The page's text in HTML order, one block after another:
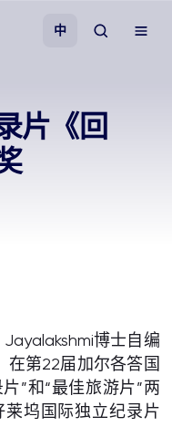
中
片《回
Jayalakshmi博士自编
在第22届加尔各答国
”和“最佳旅游片”两
坞国际独立纪录片